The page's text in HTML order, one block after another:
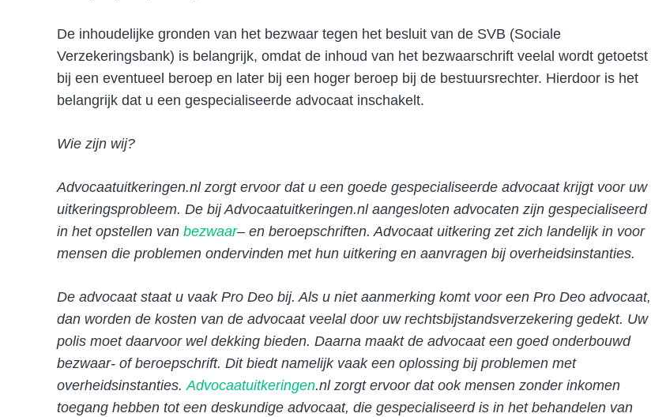
De inhoudelijke gronden van het bezwaar tegen het besluit van de SVB (Sociale
Verzekeringsbank) is belangrijk, omdat de inhoud van het bezwaarschrift veelal wordt getoetst
bij een eventueel beroep en later bij een hoger beroep bij de bestuursrechter. Hierdoor is het
belangrijk dat u een gespecialiseerde advocaat inschakelt.
Wie zijn wij?
Advocaatuitkeringen.nl zorgt ervoor dat u een goede gespecialiseerde advocaat krijgt voor uw
uitkeringsprobleem. De bij Advocaatuitkeringen.nl aangesloten advocaten zijn gespecialiseerd
in het opstellen van bezwaar– en beroepschriften. Advocaat uitkering zet zich landelijk in voor
mensen die problemen ondervinden met hun uitkering en aanvragen bij overheidsinstanties.
De advocaat staat u vaak Pro Deo bij. Als u niet aanmerking komt voor een Pro Deo advocaat,
dan worden de kosten van de advocaat veelal door uw rechtsbijstandsverzekering gedekt. Uw
polis moet daarvoor wel dekking bieden. Daarna maakt de advocaat een goed onderbouwd
bezwaar- of beroepschrift. Dit biedt namelijk vaak een oplossing bij problemen met
overheidsinstanties.Advocaatuitkeringen.nl zorgt ervoor dat ook mensen zonder inkomen
toegang hebben tot een deskundige advocaat, die gespecialiseerd is in het behandelen van